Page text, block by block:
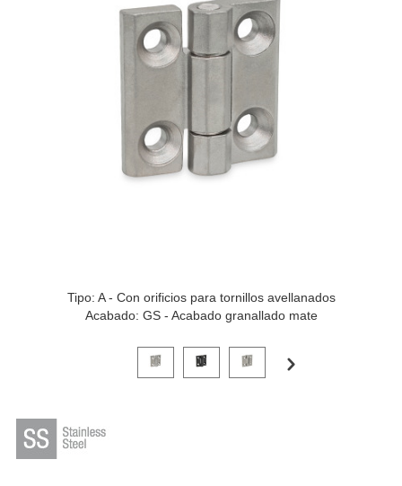
Tipo: A - Con orificios para tornillos avellanados
Acabado: GS - Acabado granallado mate
Haga clic en una imagen de variante para verla